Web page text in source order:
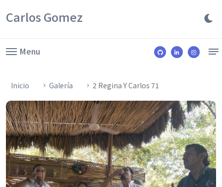
Carlos Gomez
Menu
Inicio Galería 2 Regina Y Carlos 71